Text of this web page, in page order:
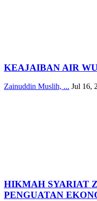
KEAJAIBAN AIR
Zainuddin Muslih, ... Jul 16,
HIKMAH SYARIAT
PENGUATAN